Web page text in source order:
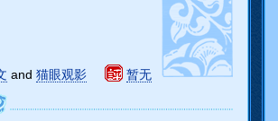
暂无
and 猫眼观影